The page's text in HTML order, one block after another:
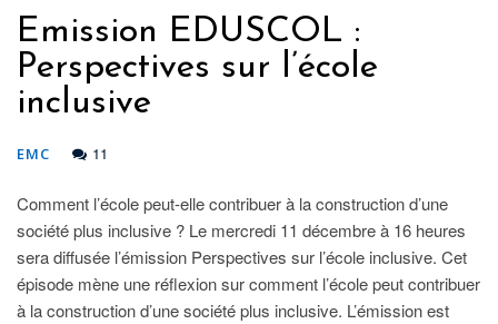
Emission EDUSCOL :
Perspectives sur l’école
inclusive
EMC 11
Comment l’école peut-elle contribuer à la construction d’une
société plus inclusive ? Le mercredi 11 décembre à 16 heures
sera diffusée l’émission Perspectives sur l’école inclusive. Cet
épisode mène une réflexion sur comment l’école peut contribuer
à la construction d’une société plus inclusive. L’émission est